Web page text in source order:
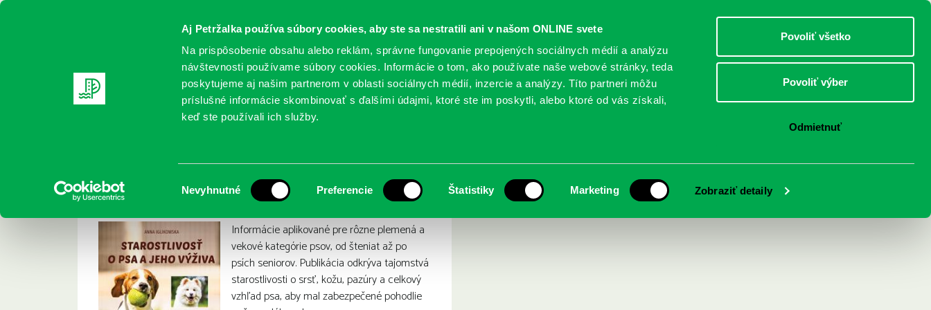
Aj Petržalka používa súbory cookies, aby ste sa nestratili ani v našom ONLINE svete
Na prispôsobenie obsahu alebo reklám, správne fungovanie prepojených sociálnych médií a analýzu
návštevnosti používame súbory cookies. Informácie o tom, ako používate naše webové stránky, teda
poskytujeme aj našim partnerom v oblasti sociálnych médií, inzercie a analýzy. Títo partneri môžu
príslušné informácie skombinovať s ďalšími údajmi, ktoré ste im poskytli, alebo ktoré od vás získali,
keď ste používali ich služby.
súhlasu
Nevyhnutné Preferencie Štatistiky Marketing Zobraziť detaily
Povoliť všetko
Povoliť výber
Odmietnuť
DOSPELÍ
REGISTRUJTE SA ONLINE KATALÓGY SLUŽBY PODUJATIA POBOČKY O KNIŽNICI
Iglikowska, Anna: Starostlivosť o psa a jeho výživa
Informácie aplikované pre rôzne plemená a
vekové kategórie psov, od šteniat až po
psích seniorov. Publikácia odkrýva tajomstvá
starostlivosti o srsť, kožu, pazúry a celkový
vzhľad psa, aby mal zabezpečené pohodlie